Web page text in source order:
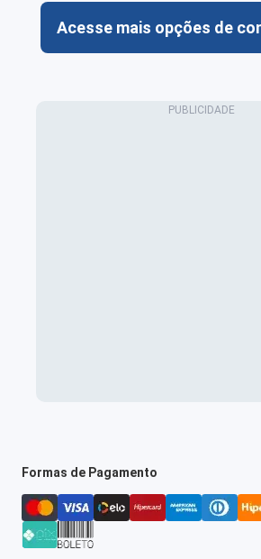
Acesse mais opções de
Formas de Pagamento